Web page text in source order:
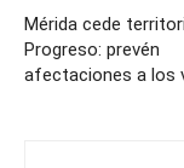
Mérida cede
Progreso: prevén
afectaciones a los